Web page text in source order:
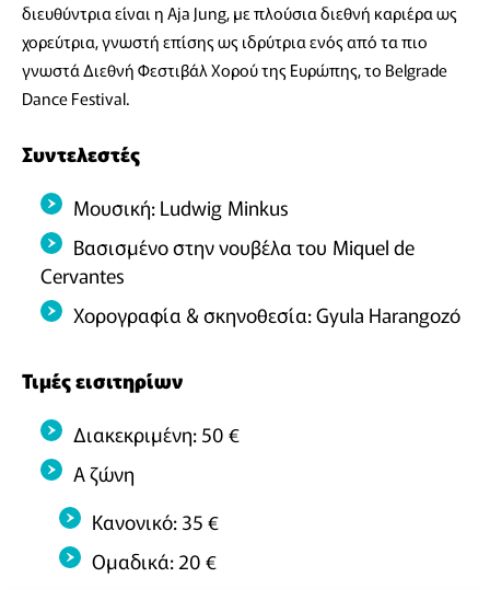
διευθύντρια είναι η Aja Jung, με πλούσια διεθνή καριέρα ως
χορεύτρια, γνωστή επίσης ως ιδρύτρια ενός από τα πιο
γνωστά Διεθνή Φεστιβάλ Χορού της Ευρώπης, το Belgrade
Dance Festival.
Συντελεστές
Μουσική: Ludwig Minkus
Βασισμένο στην νουβέλα του Miquel de
Cervantes
Χορογραφία & σκηνοθεσία: Gyula Harangozó
Τιμές εισιτηρίων
Διακεκριμένη: 50 €
Α ζώνη
Κανονικό: 35 €
Ομαδικά: 20 €